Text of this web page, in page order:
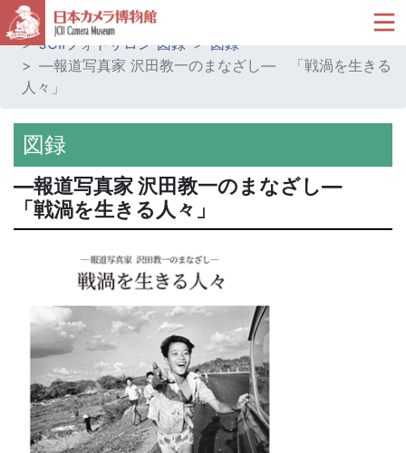
ホーム
ミュージアムショップ
JCIIフォトサロン 図録
図録
―報道写真家 沢田教一のまなざし― 「戦渦を生きる
人々」
図録
―報道写真家 沢田教一のまなざし―
「戦渦を生きる人々」